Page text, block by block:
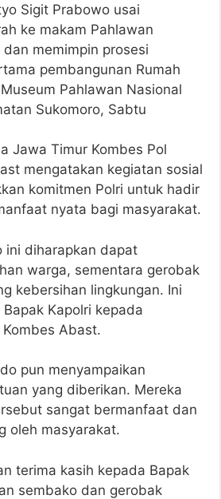
Sigit Prabowo usai
ke makam Pahlawan
memimpin prosesi
pembangunan Rumah
Pahlawan Nasional
Sukomoro, Sabtu
Jawa Timur Kombes Pol
mengatakan kegiatan sosial
komitmen Polri untuk hadir
nyata bagi masyarakat.
ini diharapkan dapat
warga, sementara gerobak
kebersihan lingkungan. Ini
Kapolri kepada
Kombes Abast.
pun menyampaikan
yang diberikan. Mereka
sangat bermanfaat dan
oleh masyarakat.
terima kasih kepada Bapak
sembako dan gerobak